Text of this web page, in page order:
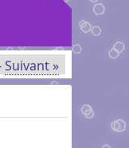
Suivant »